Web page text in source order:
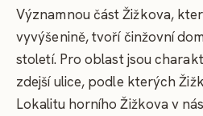
Významnou část Žižkova,
vyvýšenině, tvoří činžovní
století. Pro oblast jsou
zdejší ulice, podle kterých
Lokalitu horního Žižkova v